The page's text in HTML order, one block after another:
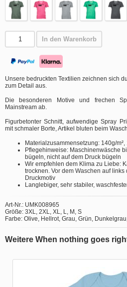
In den Warenkorb
Unsere bedruckten Textilien zeichnen sich
zum Detail aus.
Die besonderen Motive und frechen
Mainstream ab.
Figurbetonter Schnitt, aufwendige Spray
mit schmaler Borte, Artikel bluten beim
Materialzusammensetzung: 140g/
Pflegehinweise: Maschinenwäsche
bügeln, nicht auf dem Druck bügeln
Wir empfehlen dem Klima zu Liebe:
trocknen. Vor dem Waschen auf
Druckmotiv
Langlebiger, sehr stabiler,
Art-Nr.: UMK008965
Größe: 3XL, 2XL, XL, L, M, S
Farbe: Olive, Hellrot, Grau, Grün,
Weitere When nothing goes